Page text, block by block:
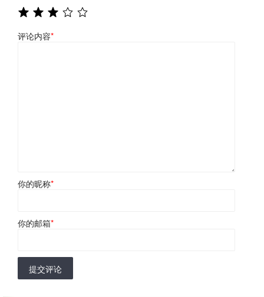
评论内容*
你的昵称*
你的邮箱*
提交评论